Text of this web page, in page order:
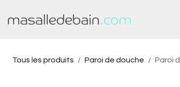
Tous les produits Paroi de douche Paroi